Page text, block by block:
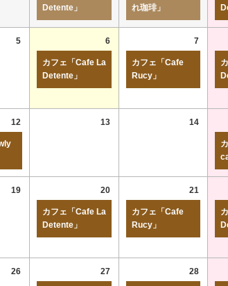
Detente」
れ珈琲」
5 6
カフェ「Cafe La
Detente」
7
カフェ「Cafe
Rucy」
12 13 14
19 20
カフェ「Cafe La
Detente」
21
カフェ「Cafe
Rucy」
26 27 28